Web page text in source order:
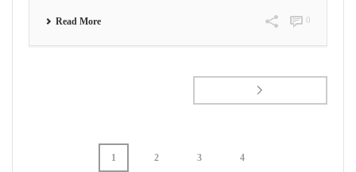
Read More 0
1 2 3 4